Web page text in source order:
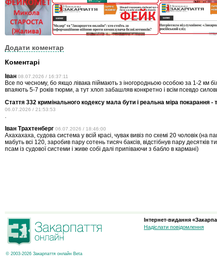
Додати коментар
Коментарі
Іван 08.07.2026 / 16:37:11
Все по чесному, бо якщо лівака піймають з іногородньою особою за 1-2 км
впаяють 5-7 років тюрми, а тут хлоп забашляв конкретно і всім псевдо
Стаття 332 кримінального кодексу мала бути і реальна міра покарання -
06.07.2026 / 21:53:53
.
Іван Трахтенберг 06.07.2026 / 18:46:00
Ахахахаха, судова система у всій красі, чувак вивіз по схемі 20 чоловік (на
мабуть всі 120, заробив пару сотень тисяч баксів, відстібнув пару десятків
псам із судової системи і живе собі далі припіваючи з бабло в кармані)
© 2003-2026 Закарпаття онлайн Beta
Інтернет-видання
Надіслати повідомлення